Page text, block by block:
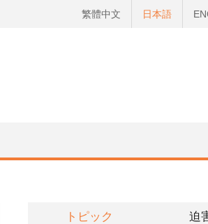
繁體中文 日本語
トピック 迫